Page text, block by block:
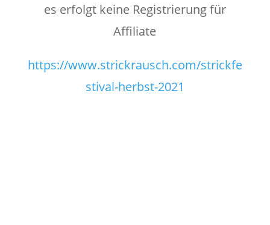
es erfolgt keine Registrierung für
Affiliate
https://www.strickrausch.com/strickfe
stival-herbst-2021